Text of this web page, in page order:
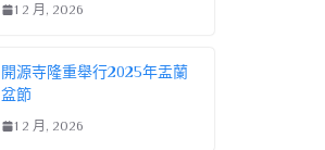
1 2 月, 2026
開源寺隆重舉行2025年盂蘭
盆節
1 2 月, 2026